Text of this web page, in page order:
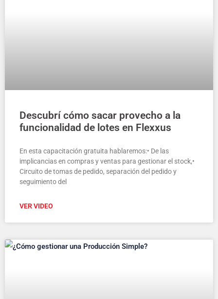
Descubrí cómo sacar provecho a la
funcionalidad de lotes en Flexxus
En esta capacitación gratuita hablaremos:• De las
implicancias en compras y ventas para gestionar el stock,•
Circuito de tomas de pedido, separación del pedido y
seguimiento del
VER VIDEO